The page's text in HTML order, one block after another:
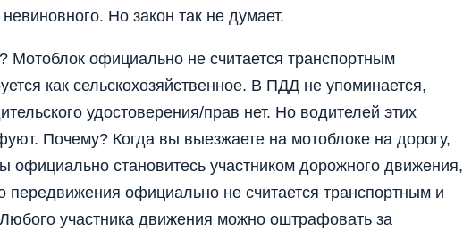
Но закон так не думает.
Мотоблок официально не считается транспортным
как сельскохозяйственное. В ПДД не упоминается,
удостоверения/прав нет. Но водителей этих
Почему? Когда вы выезжаете на мотоблоке на дорогу,
официально становитесь участником дорожного движения,
передвижения официально не считается транспортным и
участника движения можно оштрафовать за